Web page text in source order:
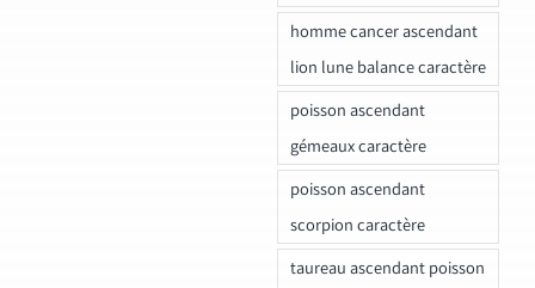
homme cancer ascendant
lion lune balance caractère
poisson ascendant
gémeaux caractère
poisson ascendant
scorpion caractère
taureau ascendant poisson